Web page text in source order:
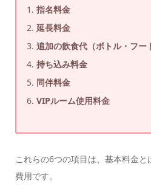
指名料金
延長料金
追加の飲食代（ボトル・フー
持ち込み料金
同伴料金
VIPルーム使用料金
これらの6つの項目は、基本料金
費用です。